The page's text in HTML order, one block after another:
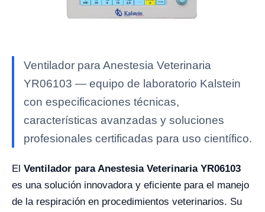
Ventilador para Anestesia Veterinaria
YR06103 — equipo de laboratorio Kalstein
con especificaciones técnicas,
características avanzadas y soluciones
profesionales certificadas para uso científico.
El Ventilador para Anestesia Veterinaria YR06103
es una solución innovadora y eficiente para el manejo
de la respiración en procedimientos veterinarios. Su